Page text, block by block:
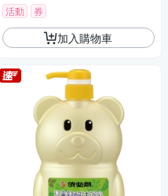
活動 券
加入購物車